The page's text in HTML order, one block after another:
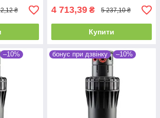
₴ 4 713,39 ₴ 5 237,10 ₴
Купити
–10% бонус при дзвінку –10%